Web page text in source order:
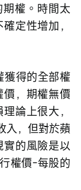
權。時間太
定性增加，
獲得的全部權
價，期權無價
論上很大，
入，但對於蘋
的風險是以
權價-每股的